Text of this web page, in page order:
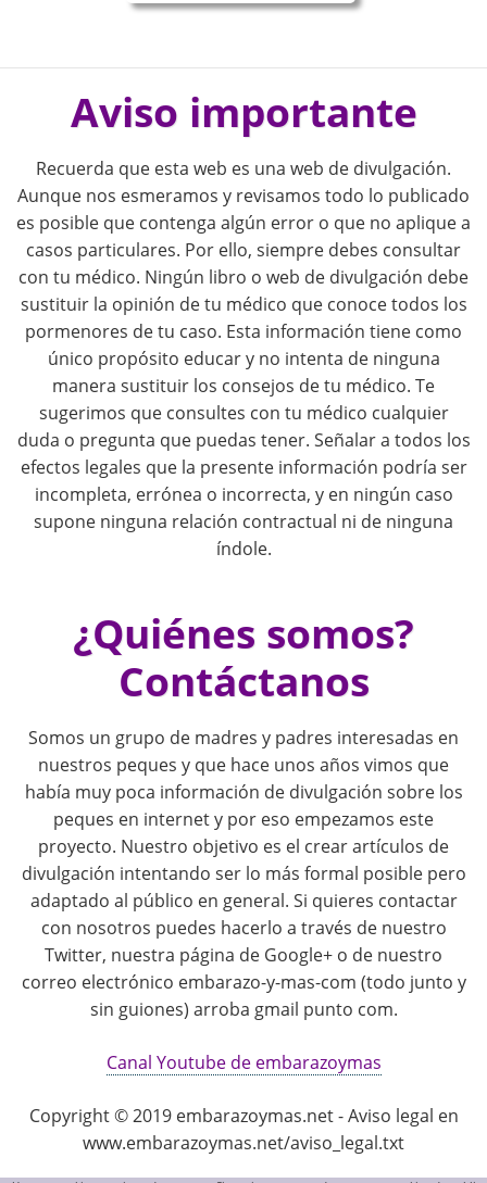
P
a
g
Aviso importante
Recuerda que esta web es una web de divulgación.
Aunque nos esmeramos y revisamos todo lo publicado
es posible que contenga algún error o que no aplique a
casos particulares. Por ello, siempre debes consultar
con tu médico. Ningún libro o web de divulgación debe
sustituir la opinión de tu médico que conoce todos los
pormenores de tu caso. Esta información tiene como
único propósito educar y no intenta de ninguna
manera sustituir los consejos de tu médico. Te
sugerimos que consultes con tu médico cualquier
duda o pregunta que puedas tener. Señalar a todos los
efectos legales que la presente información podría ser
incompleta, errónea o incorrecta, y en ningún caso
supone ninguna relación contractual ni de ninguna
índole.
¿Quiénes somos?
Contáctanos
Somos un grupo de madres y padres interesadas en
nuestros peques y que hace unos años vimos que
había muy poca información de divulgación sobre los
peques en internet y por eso empezamos este
proyecto. Nuestro objetivo es el crear artículos de
divulgación intentando ser lo más formal posible pero
adaptado al público en general. Si quieres contactar
con nosotros puedes hacerlo a través de nuestro
Twitter, nuestra página de Google+ o de nuestro
correo electrónico embarazo-y-mas-com (todo junto y
sin guiones) arroba gmail punto com.
Canal Youtube de embarazoymas
Copyright © 2019 embarazoymas.net - Aviso legal en
www.embarazoymas.net/aviso_legal.txt